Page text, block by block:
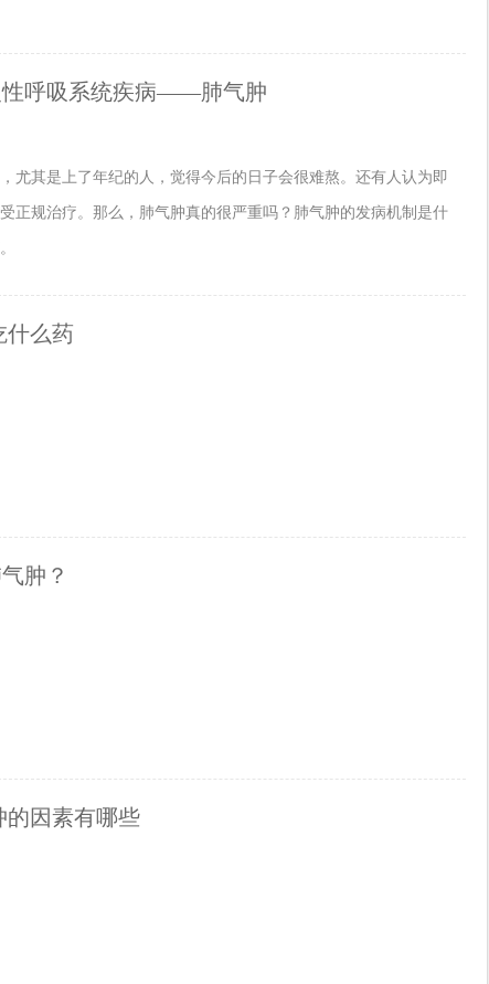
性呼吸系统疾病——肺气肿
尤其是上了年纪的人，觉得今后的日子会很难熬。还有人认为即
正规治疗。那么，肺气肿真的很严重吗？肺气肿的发病机制是什
什么药
肿？
的因素有哪些